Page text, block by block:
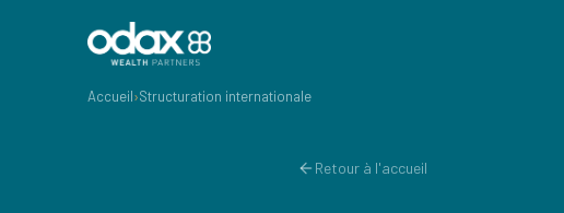
Accueil›Structuration internationale
Retour à l'accueil